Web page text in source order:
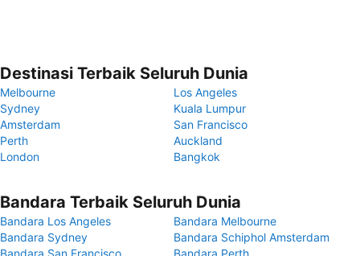
Destinasi Terbaik Seluruh Dunia
Melbourne
Los Angeles
Sydney
Kuala Lumpur
Amsterdam
San Francisco
Perth
Auckland
London
Bangkok
Bandara Terbaik Seluruh Dunia
Bandara Los Angeles
Bandara Melbourne
Bandara Sydney
Bandara Schiphol Amsterdam
Bandara San Francisco
Bandara Perth